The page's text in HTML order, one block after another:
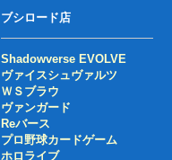
ブシロード店
Shadowverse EVOLVE
ヴァイスシュヴァルツ
ＷＳブラウ
ヴァンガード
Reバース
プロ野球カードゲーム
ホロライブ